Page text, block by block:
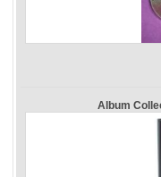
Album